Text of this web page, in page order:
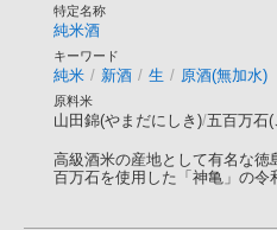
特定名称
純米酒
キーワード
純米 / 新酒 / 生 / 原酒(無加水)
原料米
山田錦(やまだにしき)/五百万石
高級酒米の産地として有名な
百万石を使用した「神亀」の令